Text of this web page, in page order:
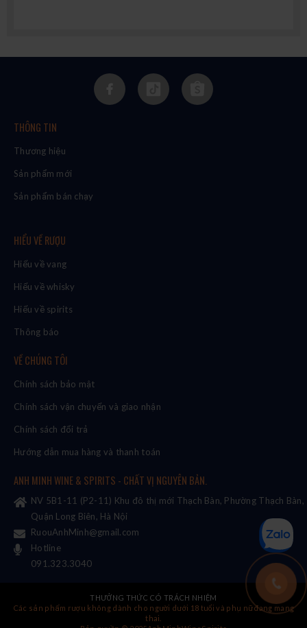
THÔNG TIN
Thương hiệu
Sản phẩm mới
Sản phẩm bán chạy
HIỂU VỀ RƯỢU
Hiểu về vang
Hiểu về whisky
Hiểu về spirits
Thông báo
VỀ CHÚNG TÔI
Chính sách bảo mật
Chính sách vận chuyển và giao nhận
Chính sách đổi trả
Hướng dẫn mua hàng và thanh toán
ANH MINH WINE & SPIRITS - CHẤT VỊ NGUYÊN BẢN.
NV 5B1-11 (P2-11) Khu đô thị mới Thạch Bàn, Phường Thạch Bàn,
Quận Long Biên, Hà Nội
RuouAnhMinh@gmail.com
Hotline
091.323.3040
THƯỞNG THỨC CÓ TRÁCH NHIỆM
Các sản phẩm rượu không dành cho người dưới 18 tuổi và phụ nữ đang mang
thai.